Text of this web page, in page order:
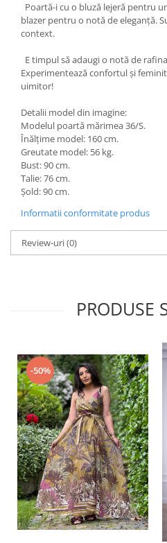
Poartă-i cu o bluză lejeră pentru
blazer pentru o notă de eleganță.
context.
E timpul să adaugi o notă de
Experimentează confortul și
uimitor!
Detalii model din imagine:
Modelul poartă mărimea 36/S.
Înălțime model: 160 cm.
Greutate model: 56 kg.
Bust: 90 cm.
Talie: 76 cm.
Șold: 90 cm.
Informatii conformitate produs
Review-uri(0)
PRODUSE
-50%